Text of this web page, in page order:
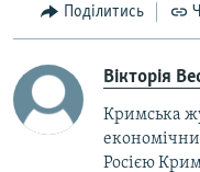
Поділитись
Вікторія
Кримська
Росією